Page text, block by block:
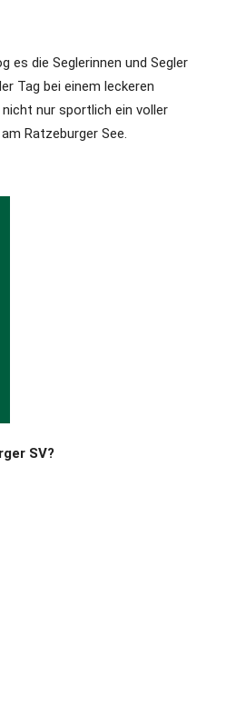
es die Seglerinnen und Segler
Tag bei einem leckeren
nur sportlich ein voller
Ratzeburger See.
SV?